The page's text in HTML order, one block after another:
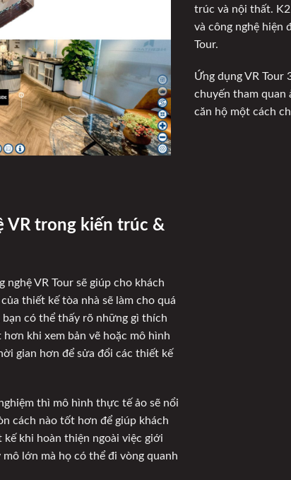
trúc và nội thất.
và công nghệ hiện
Tour.
Ứng dụng VR
chuyến tham quan
căn hộ một cách
VR trong kiến trúc &
VR Tour sẽ giúp cho khách
thiết kế tòa nhà sẽ làm cho quá
có thể thấy rõ những gì thích
khi xem bản vẽ hoặc mô hình
gian hơn để sửa đổi các thiết kế
thì mô hình thực tế ảo sẽ nổi
cách nào tốt hơn để giúp khách
khi hoàn thiện ngoài việc giới
lớn mà họ có thể đi vòng quanh